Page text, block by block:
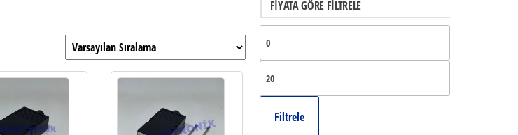
FIYATA GÖRE FILTRELE
düşük
yüksek
Filtrele